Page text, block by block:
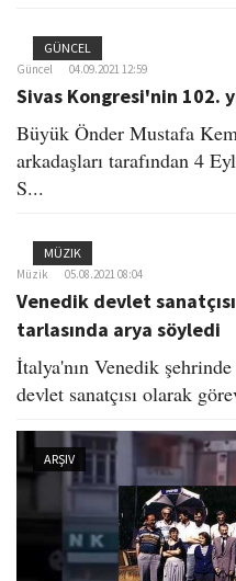
GÜNCEL
Güncel 04.09.2021 12:59
Sivas Kongresi'nin 102.
Büyük Önder Mustafa
arkadaşları tarafından 4
S...
MÜZIK
Müzik 05.08.2021 08:04
Venedik devlet
tarlasında arya söyledi
İtalya'nın Venedik
devlet sanatçısı olarak
ARŞIV